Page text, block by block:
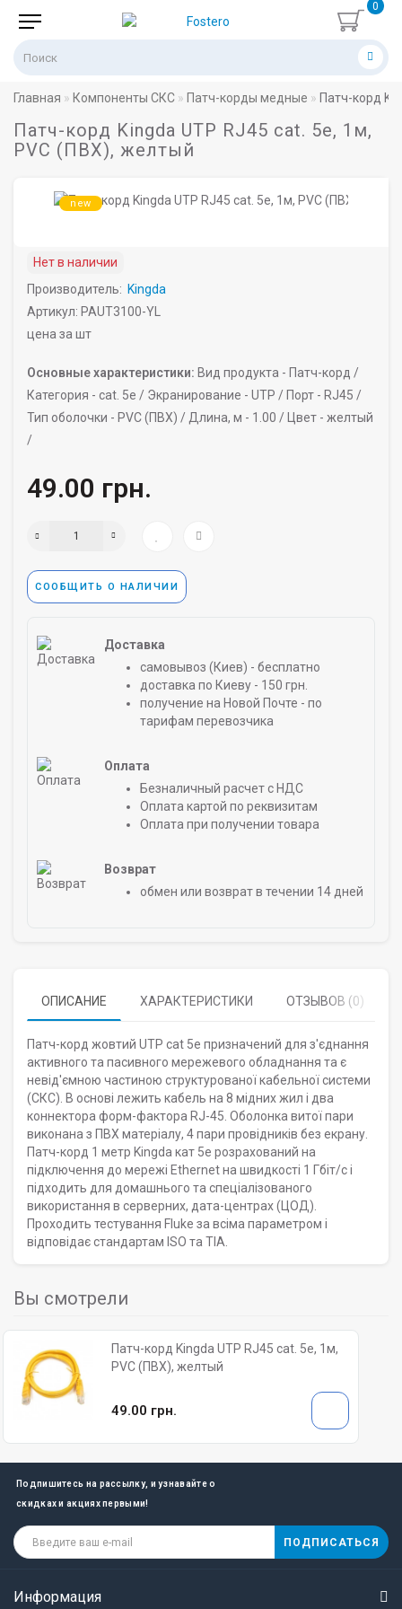
0
Главная Компоненты СКС Патч-корды медные Патч-корд
Патч-корд Kingda UTP RJ45 cat. 5e, 1м,
PVC (ПВХ), желтый
new
Нет в наличии
Производитель: Kingda
Артикул: PAUT3100-YL
цена за шт
Основные характеристики: Вид продукта - Патч-корд /
Категория - cat. 5e / Экранирование - UTP / Порт - RJ45 /
Тип оболочки - PVC (ПВХ) / Длина, м - 1.00 / Цвет - желтый
/
49.00 грн.
СООБЩИТЬ О НАЛИЧИИ
Доставка
самовывоз (Киев) - бесплатно
доставка по Киеву - 150 грн.
получение на Новой Почте - по
тарифам перевозчика
Оплата
Безналичный расчет с НДС
Оплата картой по реквизитам
Оплата при получении товара
Возврат
обмен или возврат в течении 14 дней
ОПИСАНИЕ ХАРАКТЕРИСТИКИ ОТЗЫВОВ (0)
Патч-корд жовтий UTP cat 5e призначений для з'єднання
активного та пасивного мережевого обладнання та є
невід'ємною частиною структурованої кабельної системи
(СКС). В основі лежить кабель на 8 мідних жил і два
коннектора форм-фактора RJ-45. Оболонка витої пари
виконана з ПВХ матеріалу, 4 пари провідників без екрану.
Патч-корд 1 метр Kingda кат 5е розрахований на
підключення до мережі Ethernet на швидкості 1 Гбіт/с і
підходить для домашнього та спеціалізованого
використання в серверних, дата-центрах (ЦОД).
Проходить тестування Fluke за всіма параметром і
відповідає стандартам ISO та TIA.
Вы смотрели
Патч-корд Kingda UTP RJ45 cat. 5e, 1м,
PVC (ПВХ), желтый
49.00 грн.
Подпишитесь на рассылку, и узнавайте о
скидках и акциях первыми!
ПОДПИСАТЬСЯ
Информация